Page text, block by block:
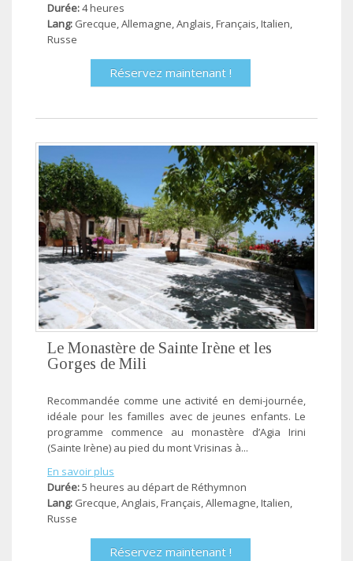
Durée:4 heures
Lang: Grecque, Allemagne, Anglais, Français, Ιtalien,
Russe
Réservez maintenant !
Le Monastère de Sainte Irène et les
Gorges de Mili
Recommandée comme une activité en demi-journée,
idéale pour les familles avec de jeunes enfants. Le
programme commence au monastère d’Agia Irini
(Sainte Irène) au pied du mont Vrisinas à...
En savoir plus
Durée:5 heures au départ de Réthymnon
Lang: Grecque, Anglais, Français, Allemagne, Ιtalien,
Russe
Réservez maintenant !